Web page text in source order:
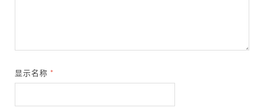
显示名称 *